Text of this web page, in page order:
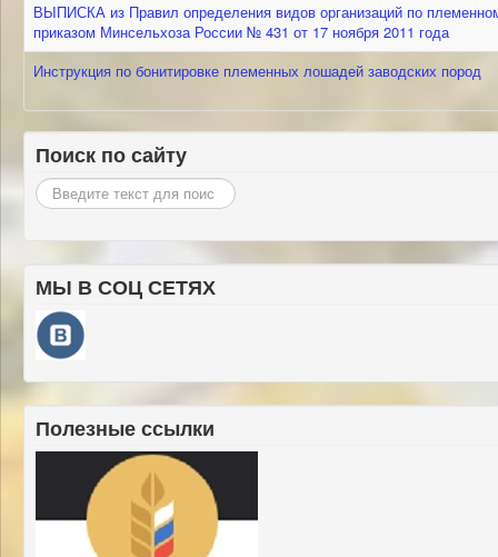
ВЫПИСКА из Правил определения видов организаций по
приказом Минсельхоза России № 431 от 17 ноября 2011 года
Инструкция по бонитировке племенных лошадей заводских пород
Поиск по сайту
Искать...
МЫ В СОЦ СЕТЯХ
Полезные ссылки